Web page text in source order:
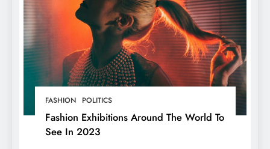
FASHION POLITICS
Fashion Exhibitions Around The World To
See In 2023